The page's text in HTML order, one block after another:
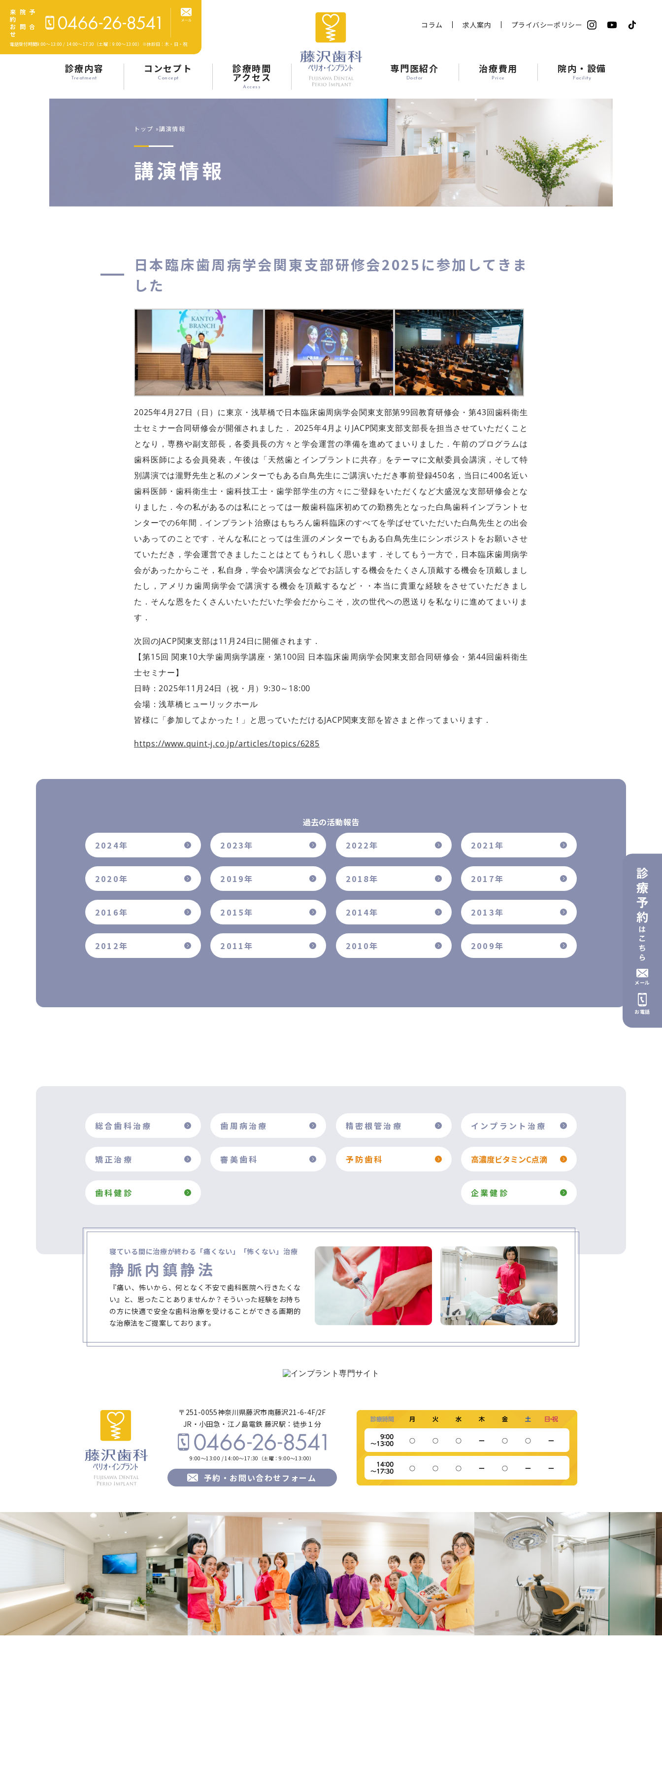
診療内容
Treatment
コンセプト
Concept
診療時間
アクセス
Access
専門医紹介
Doctor
治療費用
Price
院内・設備
Facility
コラム 求人案内 プライバシーポリシー
来院予
約
お問合
せ
電話受付時間9:00～13:00 / 14:00～17:30 （土曜：9:00～13:00） ※休診日：木・日・祝
トップ 講演情報
講演情報
メール
お電話
日本臨床歯周病学会関東支部研修会2025に参加してきま
した
2025年4月27日（日）に東京・浅草橋で日本臨床歯周病学会関東支部第99回教育研修会・第43回歯科衛生
士セミナー合同研修会が開催されました． 2025年4月よりJACP関東支部支部長を担当させていただくこと
となり，専務や副支部長，各委員長の方々と学会運営の準備を進めてまいりました．午前のプログラムは
歯科医師による会員発表，午後は「天然歯とインプラントに共存」をテーマに文献委員会講演，そして特
別講演では瀧野先生と私のメンターでもある白鳥先生にご講演いただき事前登録450名，当日に400名近い
歯科医師・歯科衛生士・歯科技工士・歯学部学生の方々にご登録をいただくなど大盛況な支部研修会とな
りました．今の私があるのは私にとっては一般歯科臨床初めての勤務先となった白鳥歯科インプラントセ
ンターでの6年間．インプラント治療はもちろん歯科臨床のすべてを学ばせていただいた白鳥先生との出会
いあってのことです．そんな私にとっては生涯のメンターでもある白鳥先生にシンポジストをお願いさせ
ていただき，学会運営できましたことはとてもうれしく思います．そしてもう一方で，日本臨床歯周病学
会があったからこそ，私自身，学会や講演会などでお話しする機会をたくさん頂戴する機会を頂戴しまし
たし，アメリカ歯周病学会で講演する機会を頂戴するなど・・本当に貴重な経験をさせていただきまし
た．そんな恩をたくさんいたいただいた学会だからこそ，次の世代への恩送りを私なりに進めてまいりま
す．
次回のJACP関東支部は11月24日に開催されます．
【第15回 関東10大学歯周病学講座・第100回 日本臨床歯周病学会関東支部合同研修会・第44回歯科衛生
士セミナー】
日時：2025年11月24日（祝・月）9:30～18:00
会場：浅草橋ヒューリックホール
皆様に「参加してよかった！」と思っていただけるJACP関東支部を皆さまと作ってまいります．
https://www.quint-j.co.jp/articles/topics/6285
過去の活動報告
2024年
2023年 2022年 2021年
2020年 2019年 2018年 2017年
2016年 2015年 2014年 2013年
2012年 2011年 2010年 2009年
総合歯科治療 歯周病治療 精密根管治療 インプラント治療
矯正治療 審美歯科 予防歯科 高濃度ビタミンC点滴
歯科健診 企業健診
寝ている間に治療が終わる 「痛くない」「怖くない」治療
静脈内鎮静法
『痛い、怖いから、何となく不安で歯科医院へ行きたくな
い』と、思ったことありませんか？そういった経験をお持ち
の方に快適で安全な歯科治療を受けることができる画期的
な治療法をご提案しております。
〒251-0055神奈川県藤沢市南藤沢21-6-4F/2F
JR・小田急・江ノ島電鉄 藤沢駅：徒歩１分
9:00～13:00 / 14:00～17:30（土曜：9:00～13:00）
予約・お問い合わせフォーム